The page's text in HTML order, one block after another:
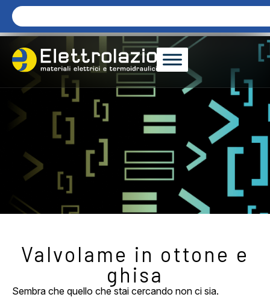
Valvolame in ottone e
ghisa
Sembra che quello che stai cercando non ci sia.